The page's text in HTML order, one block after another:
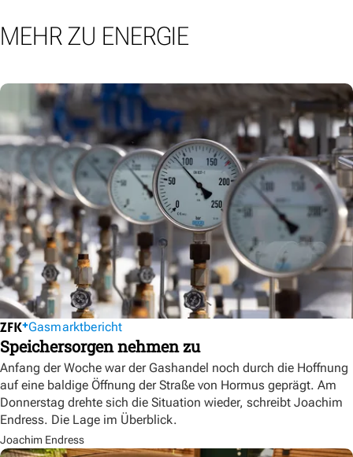
MEHR ZU ENERGIE
Gasmarktbericht
Speichersorgen nehmen zu
Anfang der Woche war der Gashandel noch durch die Hoffnung
auf eine baldige Öffnung der Straße von Hormus geprägt. Am
Donnerstag drehte sich die Situation wieder, schreibt Joachim
Endress. Die Lage im Überblick.
Joachim Endress